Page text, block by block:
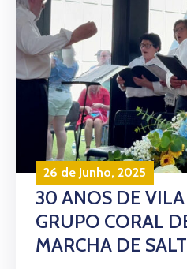
26 de Junho, 2025
30 ANOS DE
GRUPO CORAL
MARCHA DE